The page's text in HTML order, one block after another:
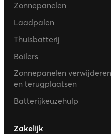
Zonnepanelen
Laadpalen
Thuisbatterij
Boilers
Zonnepanelen verwijderen
en terugplaatsen
Batterijkeuzehulp
Zakelijk